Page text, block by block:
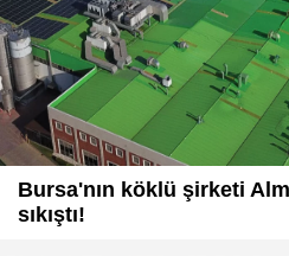
Bursa'nın köklü şirketi
sıkıştı!